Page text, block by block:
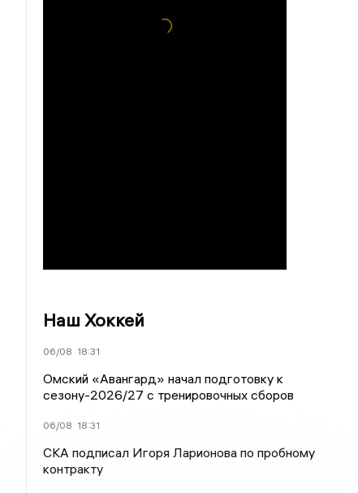
Наш Хоккей
06/08 18:31
Омский «Авангард» начал подготовку к
сезону-2026/27 с тренировочных сборов
06/08 18:31
СКА подписал Игоря Ларионова по пробному
контракту